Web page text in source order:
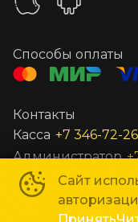
Сайт
Способы оплаты
Контакты
Касса +7 346-72-
Администратор
Заведующий +7
Все остальные